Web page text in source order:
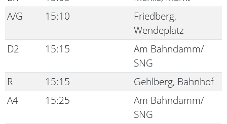
A/G
15:10
Friedberg,
Wendeplatz
D2
15:15
Am Bahndamm/
SNG
R
15:15
Gehlberg, Bahnhof
A4
15:25
Am Bahndamm/
SNG